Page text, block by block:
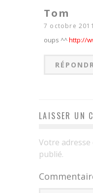
Tom
7 octobre 2011
oups ^^http://
LAISSER UN
Votre adresse
publié.